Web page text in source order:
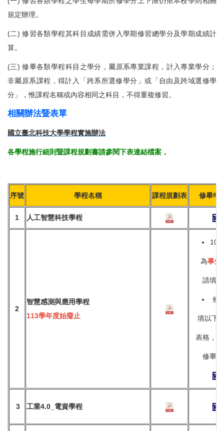
規定辦理。
(二) 修習各類學程其科目成績需併入學期修習總學分及學期成績計
算。
(三) 修畢各類學程科目之學分，屬原系專業課程，計入專業學分；
非屬原系課程，得計入「跨系所選修學分」或「自由及跨域選修學
分」，惟課程名稱或內容相同之科目，不得重複修習。
相關辦法暨表單
國立臺北科技大學學程實施辦法
各學程施行細則暨課程規劃書請參閱下表連結檔案，
序號 學程名稱 課程規劃表 修畢申
1 人工智慧科技學程
2
智慧感測與應用學程
113學年度始廢止
為事先
請填
修
填以下
表格，
修畢
3 工業4.0­­_電資學程